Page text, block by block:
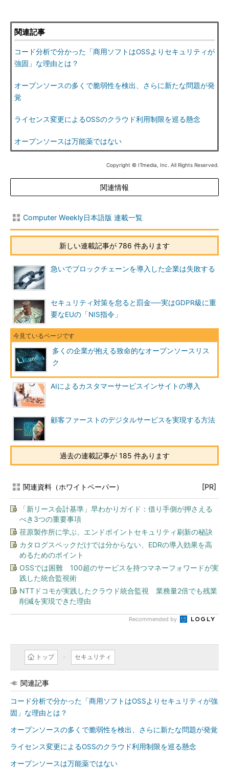
関連記事
コード分析で分かった「商用ソフトはOSSよりセキュリティが
強固」な理由とは？
オープンソースの多くで脆弱性を検出、さらに新たな問題が発
覚
ライセンス変更によるOSSのクラウド利用制限を巡る懸念
オープンソースは万能薬ではない
Copyright © ITmedia, Inc. All Rights Reserved.
関連情報
Computer Weekly日本語版 連載一覧
新しい連載記事が 786 件あります
急いでブロックチェーンを導入した企業は失敗する
セキュリティ対策を怠ると罰金──実はGDPR級に重
要なEUの「NIS指令」
多くの企業が抱える致命的なオープンソースリス
ク
AIによるカスタマーサービスインサイトの導入
顧客ファーストのデジタルサービスを実現する方法
過去の連載記事が 185 件あります
関連資料（ホワイトペーパー） [PR]
「新リース会計基準」早わかりガイド：借り手側が押さえる
べき3つの重要事項
荏原製作所に学ぶ、エンドポイントセキュリティ刷新の秘訣
カタログスペックだけでは分からない、EDRの導入効果を高
めるためのポイント
OSSでは困難 100超のサービスを持つマネーフォワードが実
践した統合監視術
NTTドコモが実践したクラウド統合監視 業務量2倍でも残業
削減を実現できた理由
Recommended by
トップ セキュリティ
関連記事
コード分析で分かった「商用ソフトはOSSよりセキュリティが強
固」な理由とは？
オープンソースの多くで脆弱性を検出、さらに新たな問題が発覚
ライセンス変更によるOSSのクラウド利用制限を巡る懸念
オープンソースは万能薬ではない